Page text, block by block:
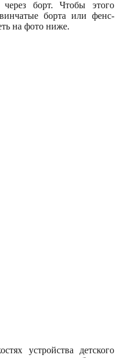
борт. Чтобы этого
борта или фенс-
на фото ниже.
устройства детского